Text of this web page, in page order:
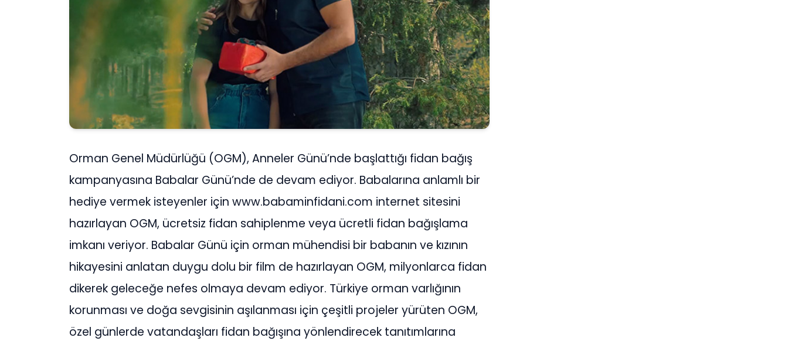
Orman Genel Müdürlüğü (OGM), Anneler Günü’nde başlattığı fidan bağış
kampanyasına Babalar Günü’nde de devam ediyor. Babalarına anlamlı bir
hediye vermek isteyenler için www.babaminfidani.com internet sitesini
hazırlayan OGM, ücretsiz fidan sahiplenme veya ücretli fidan bağışlama
imkanı veriyor. Babalar Günü için orman mühendisi bir babanın ve kızının
hikayesini anlatan duygu dolu bir film de hazırlayan OGM, milyonlarca fidan
dikerek geleceğe nefes olmaya devam ediyor. Türkiye orman varlığının
korunması ve doğa sevgisinin aşılanması için çeşitli projeler yürüten OGM,
özel günlerde vatandaşları fidan bağışına yönlendirecek tanıtımlarına